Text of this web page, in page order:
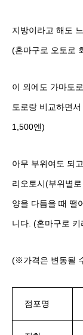
지방이라고 해도
(혼마구로 오토로
이 외에도 가마토
토로랑 비교하면
1,500엔)
아무 부위여도 되
리오토시(부위별
양을 다듬을 때 떨
니다. (혼마구로
(※가격은 변동될
점포명